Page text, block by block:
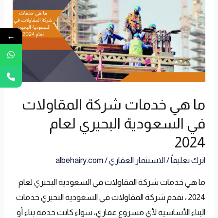
ما هي خدمات شركة المقاولات
في السعودية البحيري لعام
2024
اترك تعليقاً/الاستثمار العقاري/
albehairy.com
ما هي خدمات شركة المقاولات في السعودية البحيري لعام
2024 ، تقدم شركة المقاولات في السعودية البحيري خدمات
البناء الأساسية لأي مشروع عقاري، سواء كانت خدمة بناء أو
خدمات
شركة
المقاولات
في
السعودية
لعام
2024
←